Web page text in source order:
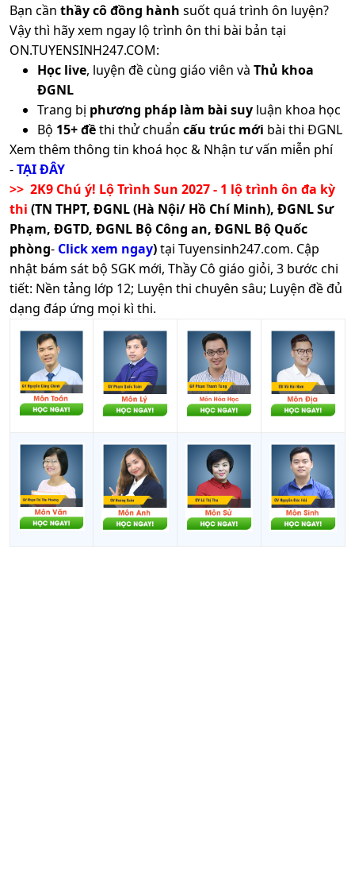
Bạn cần thầy cô đồng hành suốt quá trình ôn luyện?
Vậy thì hãy xem ngay lộ trình ôn thi bài bản tại
ON.TUYENSINH247.COM:
Học live, luyện đề cùng giáo viên và Thủ khoa
ĐGNL
Trang bị phương pháp làm bài suy luận khoa học
Bộ 15+ đềthi thử chuẩn cấu trúc mới bài thi ĐGNL
Xem thêm thông tin khoá học & Nhận tư vấn miễn phí
-TẠI ĐÂY
>> 2K9 Chú ý! Lộ Trình Sun 2027 - 1 lộ trình ôn đa kỳ
thi (TN THPT, ĐGNL (Hà Nội/ Hồ Chí Minh), ĐGNL Sư
Phạm, ĐGTD, ĐGNL Bộ Công an, ĐGNL Bộ Quốc
phòng- Click xem ngay)tại Tuyensinh247.com. Cập
nhật bám sát bộ SGK mới, Thầy Cô giáo giỏi, 3 bước chi
tiết: Nền tảng lớp 12; Luyện thi chuyên sâu; Luyện đề đủ
dạng đáp ứng mọi kì thi.